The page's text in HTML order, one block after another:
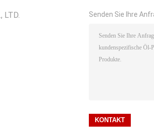
LTD. Senden Sie Ihre